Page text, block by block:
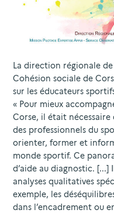
La direction régionale de
Cohésion sociale de
sur les éducateurs
« Pour mieux
Corse, il était
des professionnels du
orienter, former et
monde sportif. Ce
d’aide au diagnostic.
analyses qualitatives
exemple, les
dans l’encadrement ou